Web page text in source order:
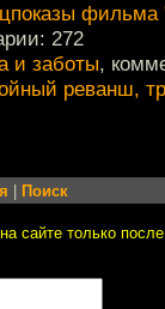
фильма
272
и заботы,
реванш,
Поиск
сайте только